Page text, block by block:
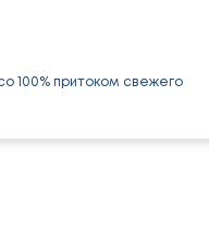
100% притоком свежего